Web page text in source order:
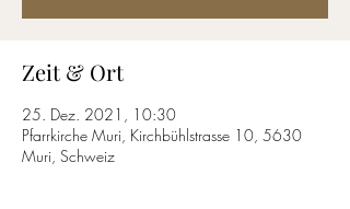
Zeit & Ort
25. Dez. 2021, 10:30
Pfarrkirche Muri, Kirchbühlstrasse 10, 5630
Muri, Schweiz